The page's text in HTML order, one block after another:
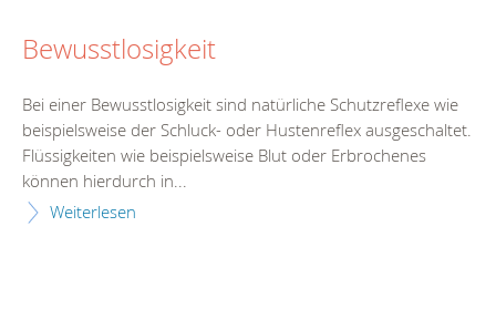
Bewusstlosigkeit
Bei einer Bewusstlosigkeit sind natürliche Schutzreflexe wie
beispielsweise der Schluck- oder Hustenreflex ausgeschaltet.
Flüssigkeiten wie beispielsweise Blut oder Erbrochenes
können hierdurch in...
Weiterlesen